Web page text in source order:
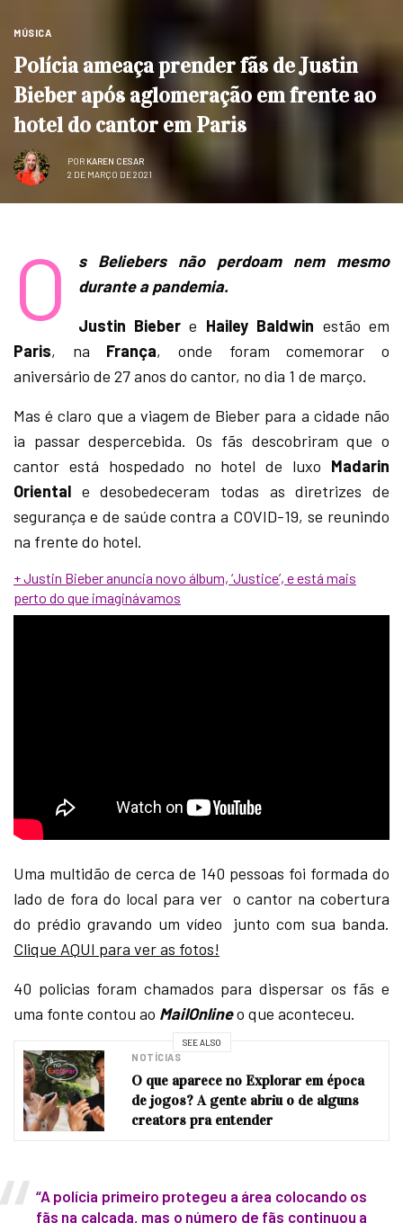
MÚSICA
Polícia ameaça prender fãs de Justin
Bieber após aglomeração em frente ao
hotel do cantor em Paris
POR KAREN CESAR
2 DE MARÇO DE 2021
O
s Beliebers não perdoam nem mesmo
durante a pandemia.
Justin Biebere Hailey Baldwin estão em
Paris, na França, onde foram comemorar o
aniversário de 27 anos do cantor, no dia 1 de março.
Mas é claro que a viagem de Bieber para a cidade não
ia passar despercebida. Os fãs descobriram que o
cantor está hospedado no hotel de luxo Madarin
Oriental e desobedeceram todas as diretrizes de
segurança e de saúde contra a COVID-19, se reunindo
na frente do hotel.
+ Justin Bieber anuncia novo álbum, ‘Justice’, e está mais
perto do que imaginávamos
Uma multidão de cerca de 140 pessoas foi formada do
lado de fora do local para ver o cantor na cobertura
do prédio gravando um vídeo junto com sua banda.
Clique AQUI para ver as fotos!
40 policias foram chamados para dispersar os fãs e
uma fonte contou ao MailOnlineo que aconteceu.
SEE ALSO
NOTÍCIAS
O que aparece no Explorar em época
de jogos? A gente abriu o de alguns
creators pra entender
“A polícia primeiro protegeu a área colocando os
fãs na calçada, mas o número de fãs continuou a